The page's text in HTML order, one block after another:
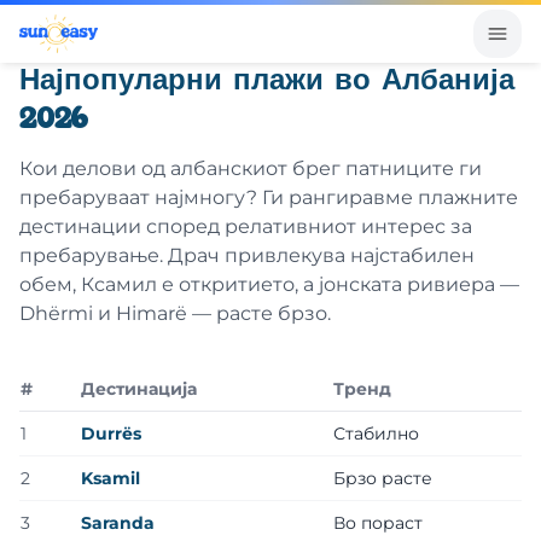
Најпопуларни плажи во Албанија
2026
Кои делови од албанскиот брег патниците ги
пребаруваат најмногу? Ги рангиравме плажните
дестинации според релативниот интерес за
пребарување. Драч привлекува најстабилен
обем, Ксамил е откритието, а јонската ривиера —
Dhërmi и Himarë — расте брзо.
# Дестинација Тренд
1 Durrës Стабилно
2 Ksamil Брзо расте
3 Saranda Во пораст